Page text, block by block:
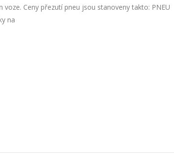
Ceny přezutí pneu jsou stanoveny takto: PNEU
na